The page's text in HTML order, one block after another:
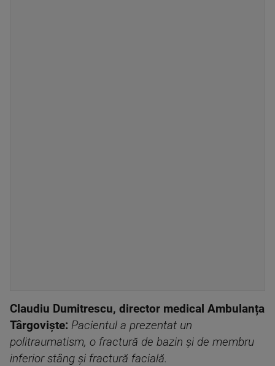
Claudiu Dumitrescu, director medical Ambulanța
Târgoviște: Pacientul a prezentat un
politraumatism, o fractură de bazin și de membru
inferior stâng și fractură facială.